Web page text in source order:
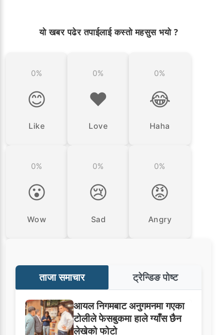
यो खबर पढेर तपाईलाई कस्तो महसुस भयो ?
0%
😊
Like
0%
❤️
Love
0%
😂
Haha
0%
😮
Wow
0%
😢
Sad
0%
😡
Angry
ताजा समाचार ट्रेन्डिङ पोष्ट
आयल निगमबाट अनुगमनमा गएका
टोलीले फेसबुकमा हाले ग्याँस छैन
लेखेको फोटो